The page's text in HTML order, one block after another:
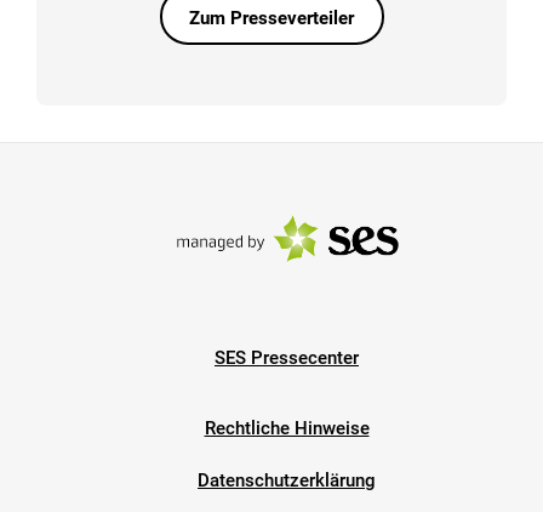
Zum Presseverteiler
SES Pressecenter
Rechtliche Hinweise
Datenschutzerklärung